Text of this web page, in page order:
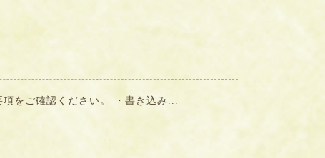
をご確認ください。 ・書き込み...